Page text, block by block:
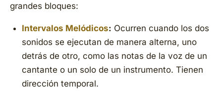
grandes bloques:
Intervalos Melódicos: Ocurren cuando los dos
sonidos se ejecutan de manera alterna, uno
detrás de otro, como las notas de la voz de un
cantante o un solo de un instrumento. Tienen
dirección temporal.